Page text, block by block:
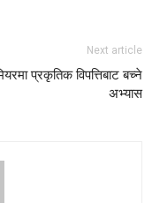
Next article
प्रकृतिक विपत्तिबाट बच्ने
अभ्यास